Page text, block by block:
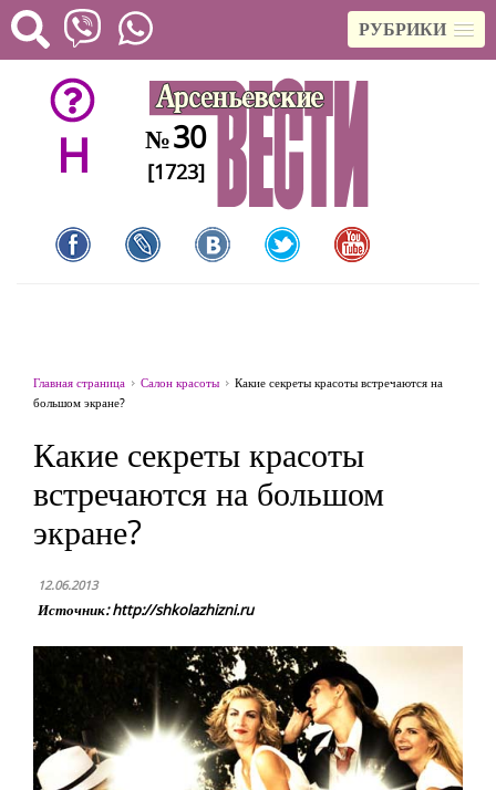
РУБРИКИ
H №30
[1723]
Главная страница Салон красоты
Какие секреты красоты встречаются на
большом экране?
Какие секреты красоты
встречаются на большом
экране?
12.06.2013
Источник: http://shkolazhizni.ru